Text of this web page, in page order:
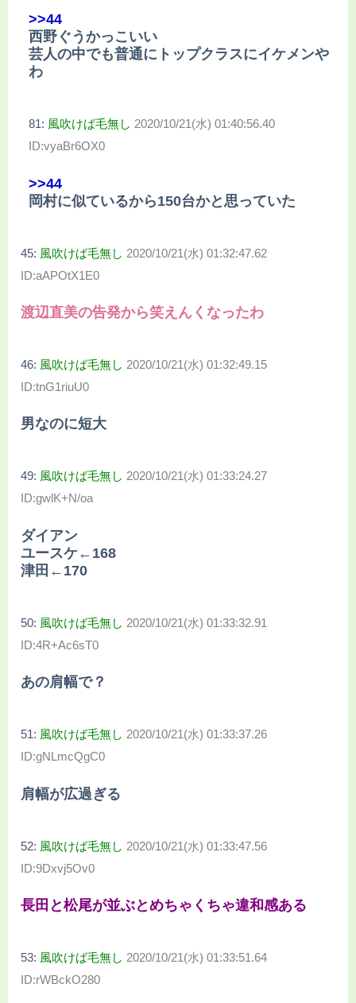
>>44
西野ぐうかっこいい
芸人の中でも普通にトップクラスにイケメンや
わ
81: 風吹けば毛無し 2020/10/21(水) 01:40:56.40
ID:vyaBr6OX0
>>44
岡村に似ているから150台かと思っていた
45: 風吹けば毛無し 2020/10/21(水) 01:32:47.62
ID:aAPOtX1E0
渡辺直美の告発から笑えんくなったわ
46: 風吹けば毛無し 2020/10/21(水) 01:32:49.15
ID:tnG1riuU0
男なのに短大
49: 風吹けば毛無し 2020/10/21(水) 01:33:24.27
ID:gwlK+N/oa
ダイアン
ユースケ←168
津田←170
50: 風吹けば毛無し 2020/10/21(水) 01:33:32.91
ID:4R+Ac6sT0
あの肩幅で？
51: 風吹けば毛無し 2020/10/21(水) 01:33:37.26
ID:gNLmcQgC0
肩幅が広過ぎる
52: 風吹けば毛無し 2020/10/21(水) 01:33:47.56
ID:9Dxvj5Ov0
長田と松尾が並ぶとめちゃくちゃ違和感ある
53: 風吹けば毛無し 2020/10/21(水) 01:33:51.64
ID:rWBckO280